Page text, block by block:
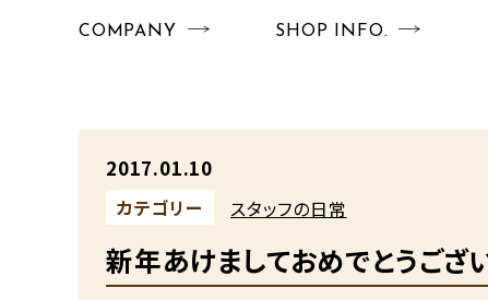
COMPANY SHOP INFO.
2017.01.10
カテゴリー スタッフの日常
新年あけましておめでとうござ